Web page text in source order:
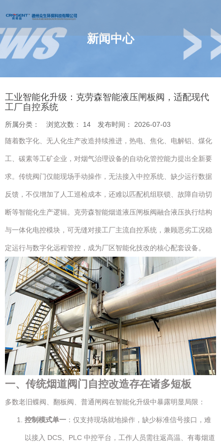
新闻中心
配现代工厂自控系统
工业智能化升级：克劳森智能液压闸板阀，适配现代
工厂自控系统
所属分类： 浏览次数： 14 发布时间： 2026-07-03
随着数字化、无人化生产改造持续推进，热电、焦化、电解铝、煤化
工、碳素等工矿企业，对烟气治理设备的自动化管控能力提出全新要
求。传统阀门仅能现场手动操作，无法接入中控系统、缺少运行数据
反馈，不仅增加了人工巡检成本，还难以匹配机组联锁、故障自动切
断等智能化生产逻辑。克劳森智能烟道液压闸板阀融合液压执行结构
与一体化电控模块，可无缝对接工厂主流自控系统，兼顾恶劣工况稳
定运行与数字化远程管控，成为厂区智能化技改的核心配套设备。
一、传统烟道阀门自控改造存在诸多短板
多数老旧蝶阀、翻板阀、普通闸阀在智能化升级中暴露明显局限：
控制模式单一 ：仅支持现场就地操作，缺少标准信号接口，难
以接入 DCS、PLC 中控平台，工作人员需往返高温、有毒烟道